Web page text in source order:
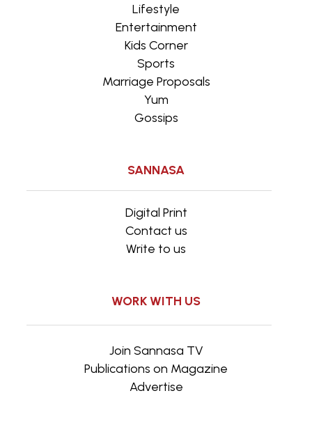
Lifestyle
Entertainment
Kids Corner
Sports
Marriage Proposals
Yum
Gossips
SANNASA
Digital Print
Contact us
Write to us
WORK WITH US
Join Sannasa TV
Publications on Magazine
Advertise